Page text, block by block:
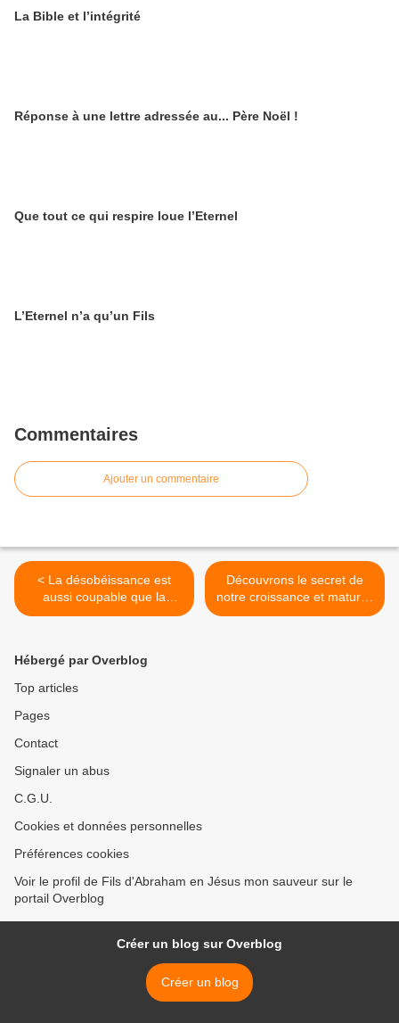
La Bible et l’intégrité
Réponse à une lettre adressée au... Père Noël !
Que tout ce qui respire loue l’Eternel
L’Eternel n’a qu’un Fils
Commentaires
Ajouter un commentaire
< La désobéissance est
aussi coupable que la
divination
Découvrons le secret de
notre croissance et maturité
spirituelle >
Hébergé par Overblog
Top articles
Pages
Contact
Signaler un abus
C.G.U.
Cookies et données personnelles
Préférences cookies
Voir le profil de Fils d'Abraham en Jésus mon sauveur sur le
portail Overblog
Créer un blog sur Overblog
Créer un blog